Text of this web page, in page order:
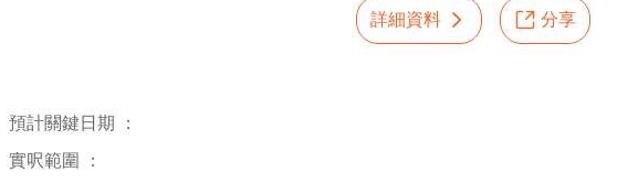
詳細資料 分享
預計關鍵日期 ：
實呎範圍 ：